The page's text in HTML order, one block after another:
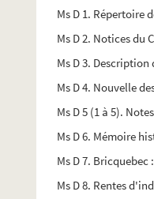
Ms D 1. Répertoire
Ms D 2. Notices du
Ms D 3.
Ms D 4. Nouvelle
Ms D 5 (1 à 5).
Ms D 6. Mémoire
Ms D 7. Bricquebec
Ms D 8. Rentes